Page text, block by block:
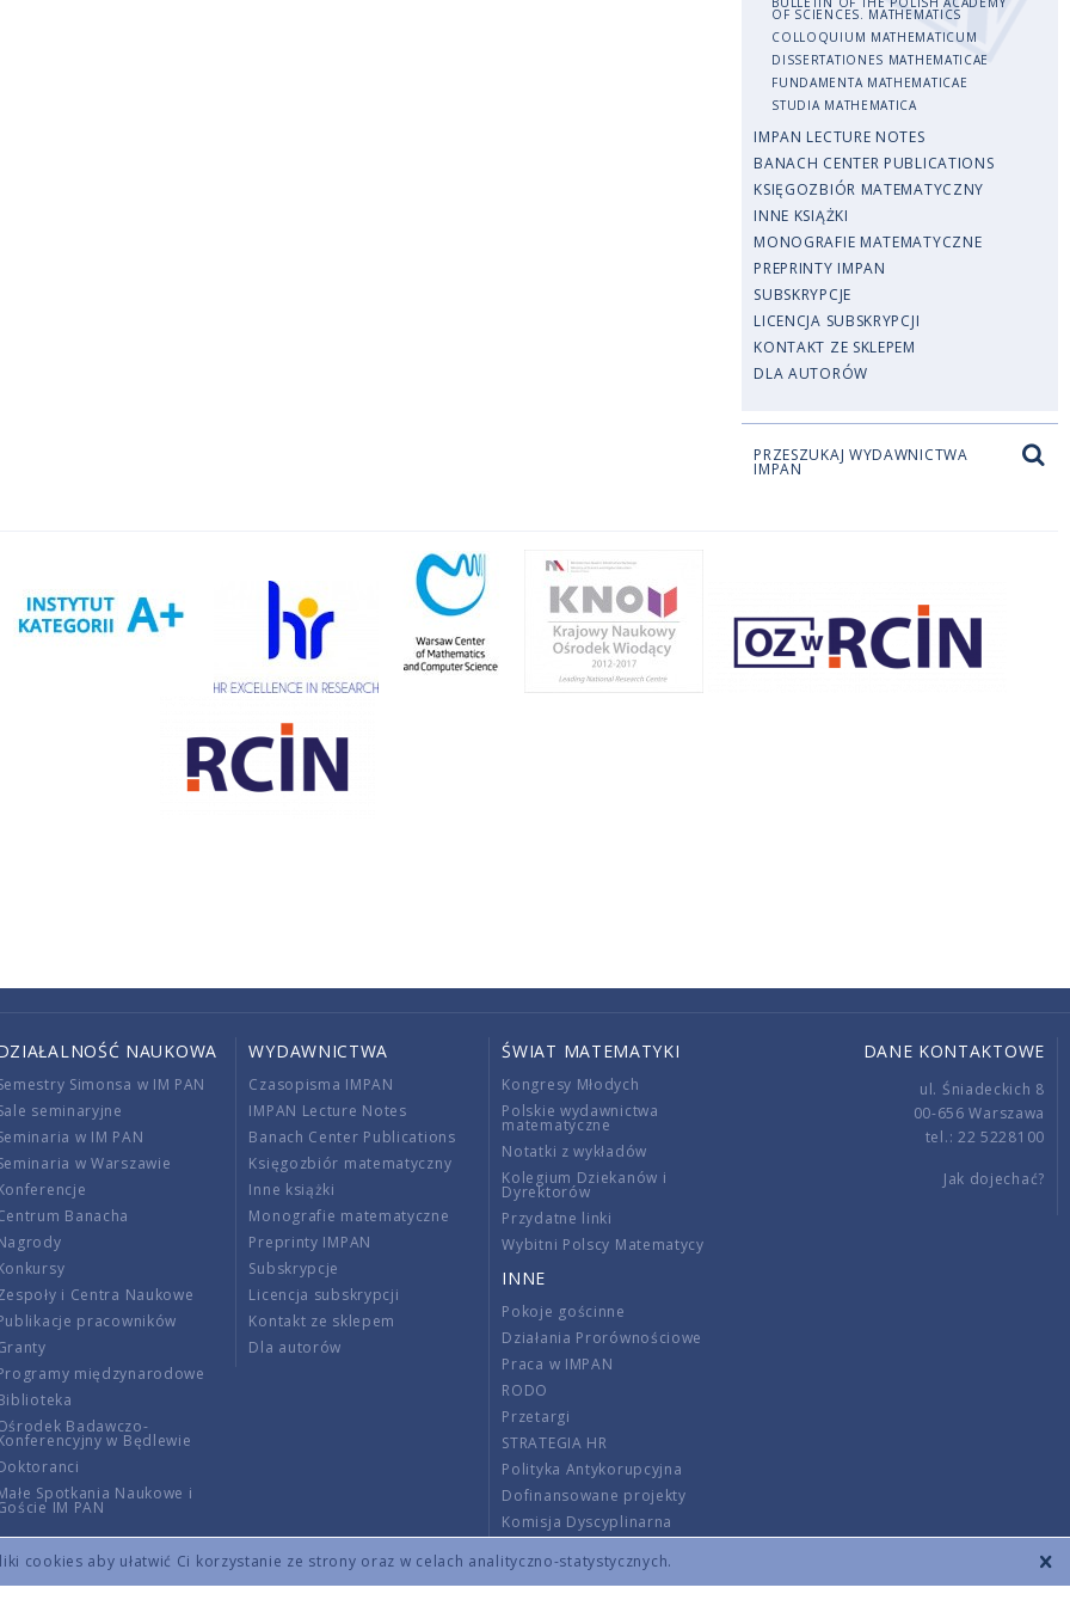
cookies aby ułatwić Ci korzystanie ze strony oraz w celach analityczno-statystycznych.
OF SCIENCES. MATHEMATICS
COLLOQUIUM MATHEMATICUM
DISSERTATIONES MATHEMATICAE
FUNDAMENTA MATHEMATICAE
STUDIA MATHEMATICA
IMPAN LECTURE NOTES
BANACH CENTER PUBLICATIONS
KSIĘGOZBIÓR MATEMATYCZNY
INNE KSIĄŻKI
MONOGRAFIE MATEMATYCZNE
PREPRINTY IMPAN
SUBSKRYPCJE
LICENCJA SUBSKRYPCJI
KONTAKT ZE SKLEPEM
DLA AUTORÓW
PRZESZUKAJ WYDAWNICTWA
IMPAN
NAUKOWA
Simonsa w IM PAN
seminaryjne
w IM PAN
w Warszawie
Banacha
i Centra Naukowe
pracowników
międzynarodowe
Badawczo-
w Będlewie
Spotkania Naukowe i
IM PAN
WYDAWNICTWA
Czasopisma IMPAN
IMPAN Lecture Notes
Banach Center Publications
Księgozbiór matematyczny
Inne książki
Monografie matematyczne
Preprinty IMPAN
Subskrypcje
Licencja subskrypcji
Kontakt ze sklepem
Dla autorów
ŚWIAT MATEMATYKI
Kongresy Młodych
Polskie wydawnictwa
matematyczne
Notatki z wykładów
Kolegium Dziekanów i
Dyrektorów
Przydatne linki
Wybitni Polscy Matematycy
INNE
Pokoje gościnne
Działania Prorównościowe
Praca w IMPAN
RODO
Przetargi
STRATEGIA HR
Polityka Antykorupcyjna
Dofinansowane projekty
Komisja Dyscyplinarna
Wnoszenie opłat
DANE KONTAKTOWE
ul. Śniadeckich 8
00-656 Warszawa
tel.: 22 5228100
Jak dojechać?